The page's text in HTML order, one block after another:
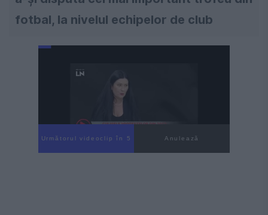
fotbal, la nivelul echipelor de club
Următorul videoclip în 4 Anulează